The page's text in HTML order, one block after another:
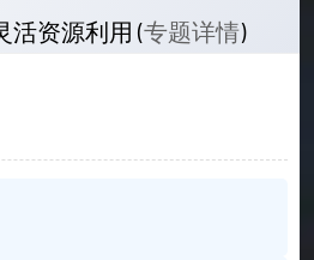
活资源利用 (专题详情)